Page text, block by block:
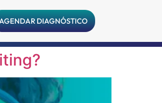
DIAGNÓSTICO